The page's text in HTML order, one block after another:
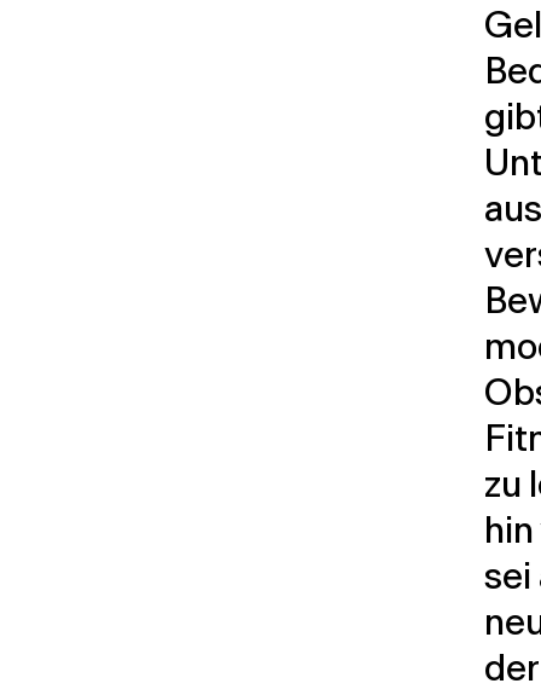
zu
sei